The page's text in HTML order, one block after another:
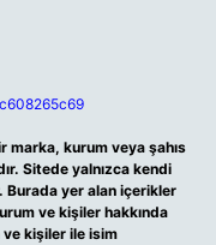
marka, kurum veya şahıs
Sitede yalnızca kendi
Burada yer alan içerikler
ve kişiler hakkında
ve kişiler ile isim